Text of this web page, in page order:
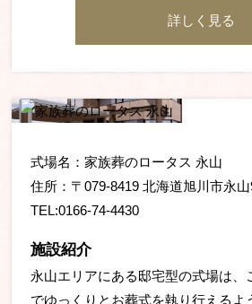
詳しく見る
式場名：家族葬のロータス 永山
住所：〒079-8419 北海道旭川市永
TEL:0166-74-4430
施設紹介
永山エリアにある邸宅型の式場は、
でゆっくりとお葬式を執り行えるよ